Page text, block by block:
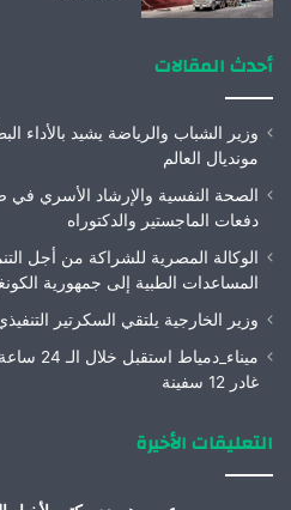
أحدث المقالات
وزير الشباب والرياضة يشيد بالأداء
مونديال العالم
الصحة النفسية والإرشاد الأسري في
دفعات الماجستير والدكتوراه
الوكالة المصرية للشراكة من أجل
المساعدات الطبية إلى جمهورية
وزير الخارجية يلتقي السكرتير
غادر 12 سفينة
التعليقات الأخيرة